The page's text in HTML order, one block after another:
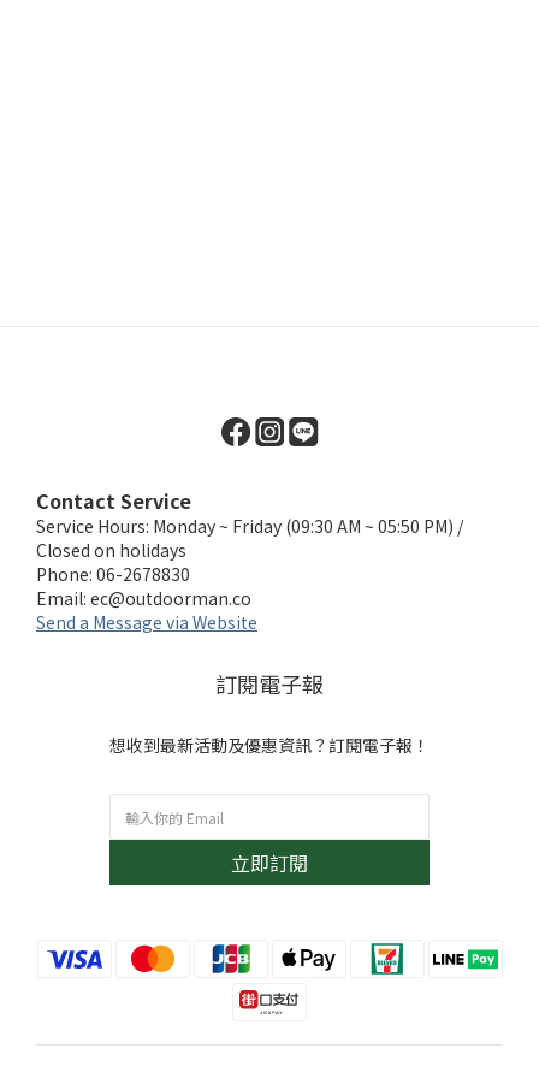
Contact Service
Service Hours: Monday ~ Friday (09:30 AM ~ 05:50 PM) /
Closed on holidays
Phone: 06-2678830
Email: ec@outdoorman.co
Send a Message via Website
訂閱電子報
想收到最新活動及優惠資訊？訂閱電子報！
立即訂閱